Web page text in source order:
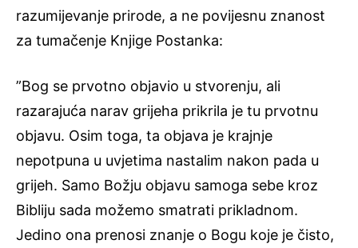
razumijevanje prirode, a ne povijesnu znanost
za tumačenje Knjige Postanka:
”Bog se prvotno objavio u stvorenju, ali
razarajuća narav grijeha prikrila je tu prvotnu
objavu. Osim toga, ta objava je krajnje
nepotpuna u uvjetima nastalim nakon pada u
grijeh. Samo Božju objavu samoga sebe kroz
Bibliju sada možemo smatrati prikladnom.
Jedino ona prenosi znanje o Bogu koje je čisto,